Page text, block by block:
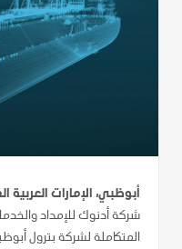
أبوظبي، الإمارات العربية المتحدة، 12
شركة أدنوك للإمداد
المتكاملة لشركة بترول